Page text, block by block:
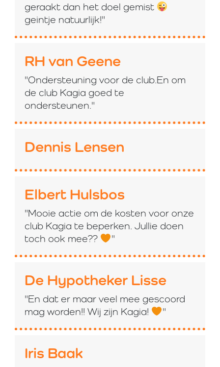
geraakt dan het doel gemist
geintje natuurlijk!"
RH van Geene
"Ondersteuning voor de club.En om
de club Kagia goed te
ondersteunen."
Dennis Lensen
Elbert Hulsbos
"Mooie actie om de kosten voor onze
club Kagia te beperken. Jullie doen
toch ook mee??
"
De Hypotheker Lisse
"En dat er maar veel mee gescoord
mag worden!! Wij zijn Kagia!
"
Iris Baak